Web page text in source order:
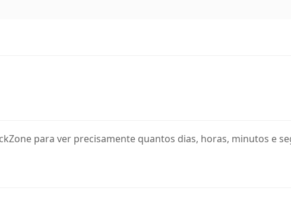
para ver precisamente quantos dias, horas, minutos e